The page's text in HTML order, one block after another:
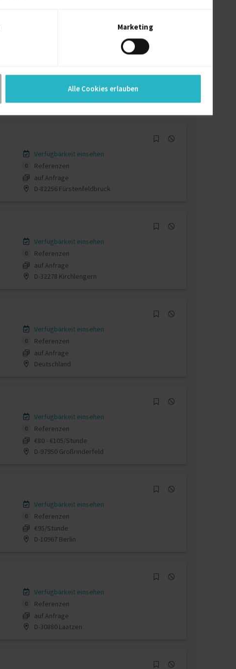
Marketing
Alle Cookies erlauben
Referenzen
auf Anfrage
Nordrhein-Westfalen Deutschland
Verfügbarkeit einsehen
0
Referenzen
auf Anfrage
D-82256 Fürstenfeldbruck
Verfügbarkeit einsehen
0
Referenzen
auf Anfrage
D-32278 Kirchlengern
Verfügbarkeit einsehen
0
Referenzen
auf Anfrage
Deutschland
Verfügbarkeit einsehen
0
Referenzen
€80 - €105/Stunde
D-97950 Großrinderfeld
Verfügbarkeit einsehen
0
Referenzen
€95/Stunde
D-10967 Berlin
Verfügbarkeit einsehen
0
Referenzen
auf Anfrage
D-30880 Laatzen